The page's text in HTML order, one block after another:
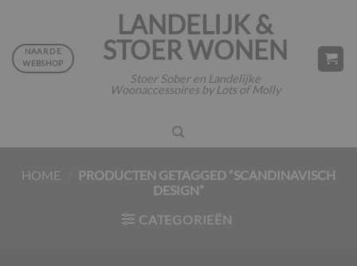
inhoud
LANDELIJK &
STOER WONEN
Stoer Sober en Landelijke
Woonaccessoires by Lots of Molly
NAAR DE
WEBSHOP
HOME
PRODUCTEN GETAGGED “SCANDINAVISCH
DESIGN”
CATEGORIEËN